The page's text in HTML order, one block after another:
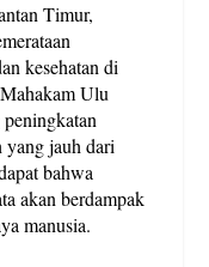
Timur,
kesehatan di
Ulu
yang jauh dari
bahwa
akan berdampak
manusia.